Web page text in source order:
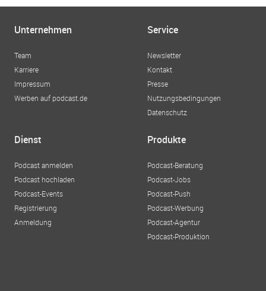
Unternehmen
Team
Karriere
Impressum
Werben auf podcast.de
Service
Newsletter
Kontakt
Presse
Nutzungsbedingungen
Datenschutz
Dienst
Podcast anmelden
Podcast hochladen
Podcast-Events
Registrierung
Anmeldung
Produkte
Podcast-Beratung
Podcast-Jobs
Podcast-Push
Podcast-Werbung
Podcast-Agentur
Podcast-Produktion